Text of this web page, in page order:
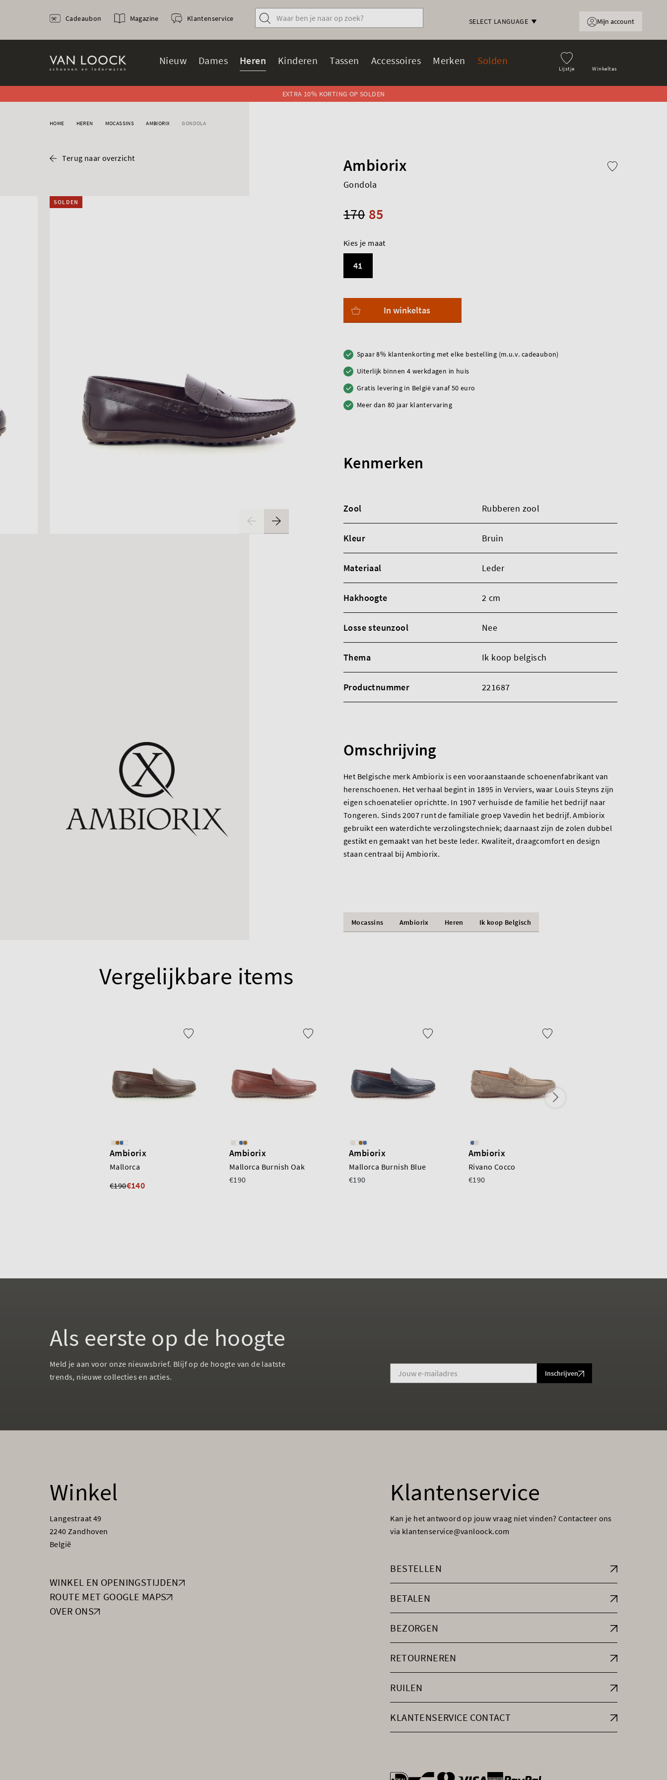
SELECT LANGUAGE
Lijstje Winkeltas
Nieuw Dames Heren Kinderen Tassen Accessoires Merken Solden
Cadeaubon Magazine Klantenservice Mijn account
EXTRA 10% KORTING OP SOLDEN
HOME HEREN MOCASSINS AMBIORIX GONDOLA
Terug naar overzicht
SOLDEN
Ambiorix
Gondola
85
170
Kies je maat
41
In winkeltas
Spaar 8% klantenkorting met elke bestelling (m.u.v. cadeaubon)
Uiterlijk binnen 4 werkdagen in huis
Gratis levering in België vanaf 50 euro
Meer dan 80 jaar klantervaring
Kenmerken
Zool Rubberen zool
Kleur Bruin
Materiaal Leder
Hakhoogte 2 cm
Losse steunzool Nee
Thema Ik koop belgisch
Productnummer 221687
Omschrijving
Het Belgische merk Ambiorix is een vooraanstaande schoenenfabrikant van
herenschoenen. Het verhaal begint in 1895 in Verviers, waar Louis Steyns zijn
eigen schoenatelier oprichtte. In 1907 verhuisde de familie het bedrijf naar
Tongeren. Sinds 2007 runt de familiale groep Vavedin het bedrijf. Ambiorix
gebruikt een waterdichte verzolingstechniek; daarnaast zijn de zolen dubbel
gestikt en gemaakt van het beste leder. Kwaliteit, draagcomfort en design
staan centraal bij Ambiorix.
Mocassins Ambiorix Heren Ik koop Belgisch
Vergelijkbare items
Ambiorix
Mallorca
€190€140
Ambiorix
Mallorca Burnish Oak
€190
Ambiorix
Mallorca Burnish Blue
€190
Ambiorix
Rivano Cocco
€190
Als eerste op de hoogte
Meld je aan voor onze nieuwsbrief. Blijf op de hoogte van de laatste
trends, nieuwe collecties en acties.
Inschrijven
Winkel
Langestraat 49
2240 Zandhoven
België
WINKEL EN OPENINGSTIJDEN
ROUTE MET GOOGLE MAPS
OVER ONS
Klantenservice
Kan je het antwoord op jouw vraag niet vinden? Contacteer ons
via klantenservice@vanloock.com
BESTELLEN
BETALEN
BEZORGEN
RETOURNEREN
RUILEN
KLANTENSERVICE CONTACT
general.paymentOptions